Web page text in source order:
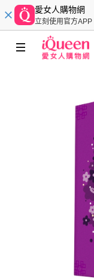
愛女人購物網
立刻使用官方APP